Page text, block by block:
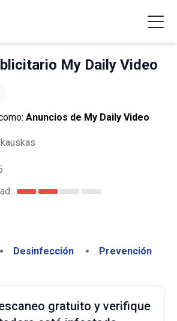
My Daily Video
Anuncios de My Daily Video
Desinfección Prevención
gratuito y verifique